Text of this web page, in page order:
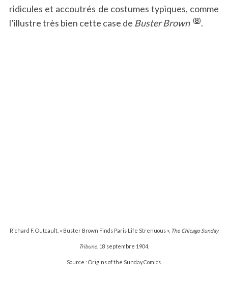
ridicules et accoutrés de costumes typiques, comme
l’illustre très bien cette case de Buster Brown (8).
Richard F. Outcault, « Buster Brown Finds Paris Life Strenuous », The Chicago Sunday
Tribune , 18 septembre 1904.
Source : Origins of the Sunday Comics.